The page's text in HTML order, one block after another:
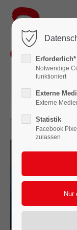
Login
Benutzername
Passwort
Lorem ipsum
29.05.2025 08:00
Erforderlich*
Notwendige
funktioniert
Externe
Externe
Statistik
Facebook
zulassen